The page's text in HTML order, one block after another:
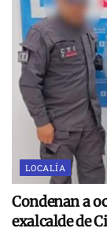
LOCALÍA
Condenan a
exalcalde de